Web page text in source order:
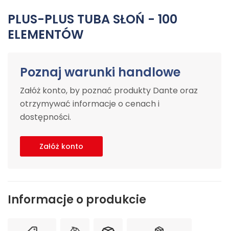
PLUS-PLUS TUBA SŁOŃ - 100
ELEMENTÓW
Poznaj warunki handlowe
Załóż konto, by poznać produkty Dante oraz
otrzymywać informacje o cenach i
dostępności.
Załóż konto
Informacje o produkcie